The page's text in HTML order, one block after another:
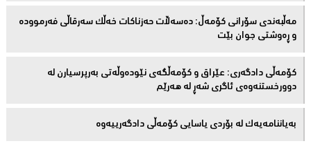
مەڵبەندى سۆرانى کۆمەڵ: دەسەڵات حەزناکات خەڵک سەرقاڵى فەرموودە
و ڕەوشتى جوان بێت
کۆمەڵى دادگەرى: عێراق و كۆمەڵگەی نێودەوڵەتی بەرپرسیارن لە
دوورخستنەوەى ئاگری شەڕ لە هەرێم
بەیاننامەیەک لە بۆردی یاسایی کۆمەڵی دادگەرییەوە